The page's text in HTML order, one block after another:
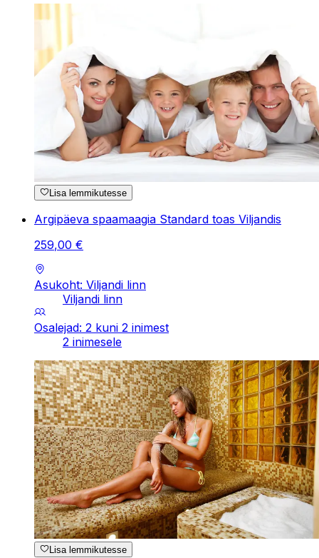
Lisa lemmikutesse
Argipäeva spaamaagia Standard toas Viljandis
259,00 €
Asukoht: Viljandi linn
Viljandi linn
Osalejad: 2 kuni 2 inimest
2 inimesele
Lisa lemmikutesse